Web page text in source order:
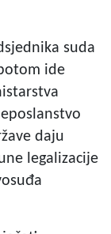
suda
ide
daju
legalizacije